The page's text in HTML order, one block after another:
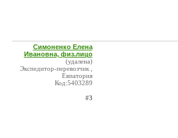
Симоненко Елена
Ивановна, физ.лицо
(удалена)
Экспедитор-перевозчик ,
Евпатория
Код:5403289
#3